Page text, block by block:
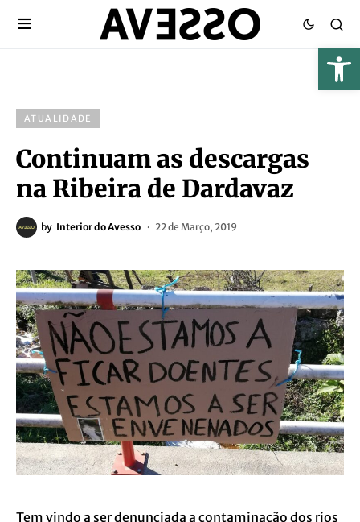
ATUALIDADE
Continuam as descargas
na Ribeira de Dardavaz
by Interior do Avesso 22 de Março, 2019
Tem vindo a ser denunciada a contaminação dos rios